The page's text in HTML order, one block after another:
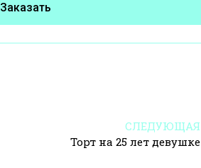
Заказать
СЛЕДУЮЩАЯ
Торт на 25 лет девушке